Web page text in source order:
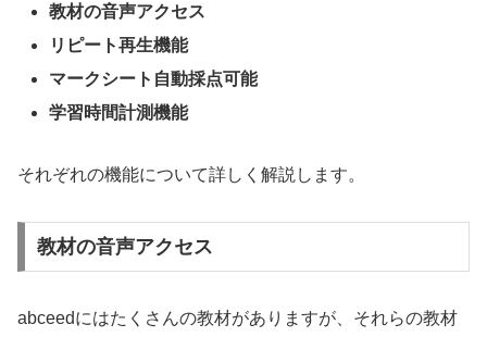
教材の音声アクセス
リピート再生機能
マークシート自動採点可能
学習時間計測機能
それぞれの機能について詳しく解説します。
教材の音声アクセス
abceedにはたくさんの教材がありますが、それらの教材